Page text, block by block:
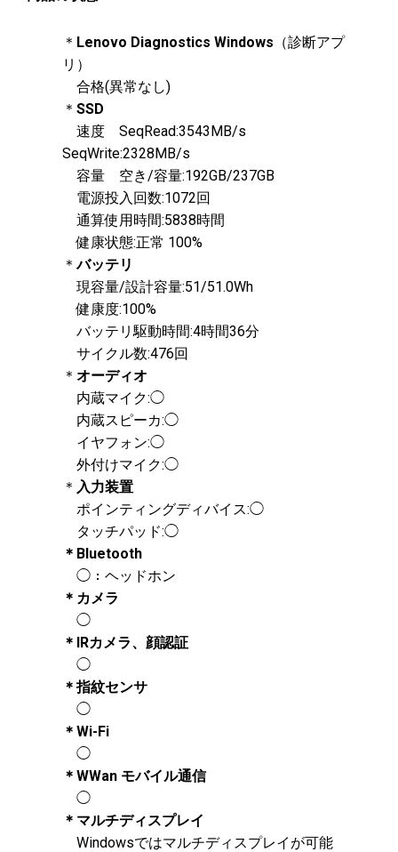
＊ Lenovo Diagnostics Windows （診断アプ
リ）
合格(異常なし)
＊ SSD
速度 SeqRead:3543MB/s
SeqWrite:2328MB/s
容量 空き/容量:192GB/237GB
電源投入回数:1072回
通算使用時間:5838時間
健康状態:正常 100%
＊バッテリ
現容量/設計容量:51/51.0Wh
健康度:100%
バッテリ駆動時間:4時間36分
サイクル数:476回
＊ オーディオ
内蔵マイク:◯
内蔵スピーカ:◯
イヤフォン:◯
外付けマイク:◯
＊ 入力装置
ポインティングディバイス:◯
タッチパッド:◯
＊Bluetooth
◯：ヘッドホン
＊カメラ
◯
＊IRカメラ、顔認証
◯
＊指紋センサ
◯
＊Wi-Fi
◯
＊WWan モバイル通信
◯
＊マルチディスプレイ
Windowsではマルチディスプレイが可能